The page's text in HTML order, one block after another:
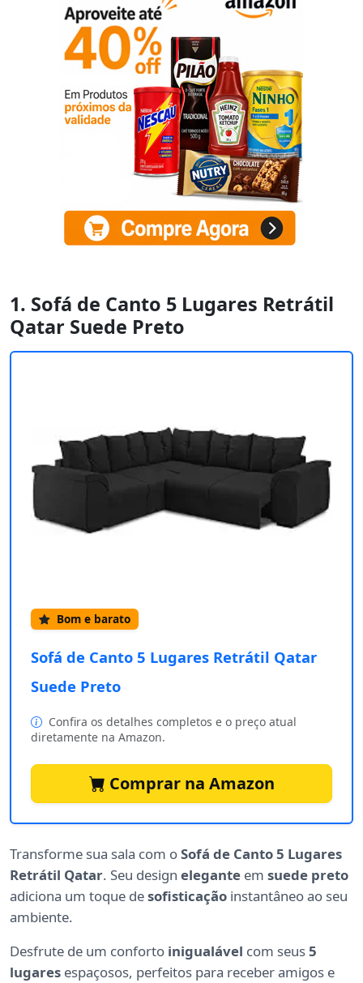
1. Sofá de Canto 5 Lugares Retrátil
Qatar Suede Preto
Bom e barato
Sofá de Canto 5 Lugares Retrátil Qatar
Suede Preto
Confira os detalhes completos e o preço atual
diretamente na Amazon.
Comprar na Amazon
Transforme sua sala com oSofá de Canto 5 Lugares
Retrátil Qatar. Seu design elegante em suede preto
adiciona um toque desofisticação instantâneo ao seu
ambiente.
Desfrute de um conforto inigualável com seus5
lugares espaçosos, perfeitos para receber amigos e